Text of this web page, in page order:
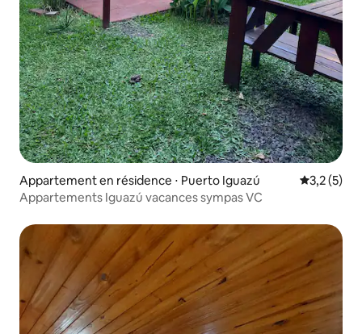
Appartement en résidence ⋅ Puerto Iguazú Évaluation
3,2 (5)
Appartements Iguazú vacances sympas VC